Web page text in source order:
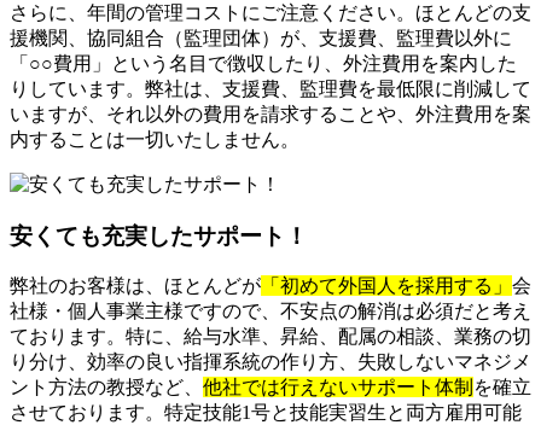
さらに、年間の管理コストにご注意ください。ほとんどの支
援機関、協同組合（監理団体）が、支援費、監理費以外に
「○○費用」という名目で徴収したり、外注費用を案内した
りしています。弊社は、支援費、監理費を最低限に削減して
いますが、それ以外の費用を請求することや、外注費用を案
内することは一切いたしません。
安くても充実したサポート！
弊社のお客様は、ほとんどが 「初めて外国人を採用する」 会
社様・個人事業主様ですので、不安点の解消は必須だと考え
ております。特に、給与水準、昇給、配属の相談、業務の切
り分け、効率の良い指揮系統の作り方、失敗しないマネジメ
ント方法の教授など、 他社では行えないサポート体制 を確立
させております。特定技能1号と技能実習生と両方雇用可能